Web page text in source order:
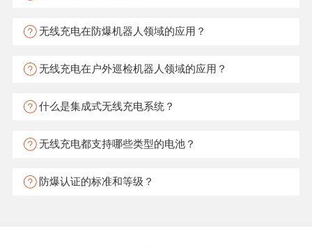
无线充电在防爆机器人领域的应用？
无线充电在户外巡检机器人领域的应用？
什么是集成式无线充电系统？
无线充电都支持哪些类型的电池？
防爆认证的标准和等级？